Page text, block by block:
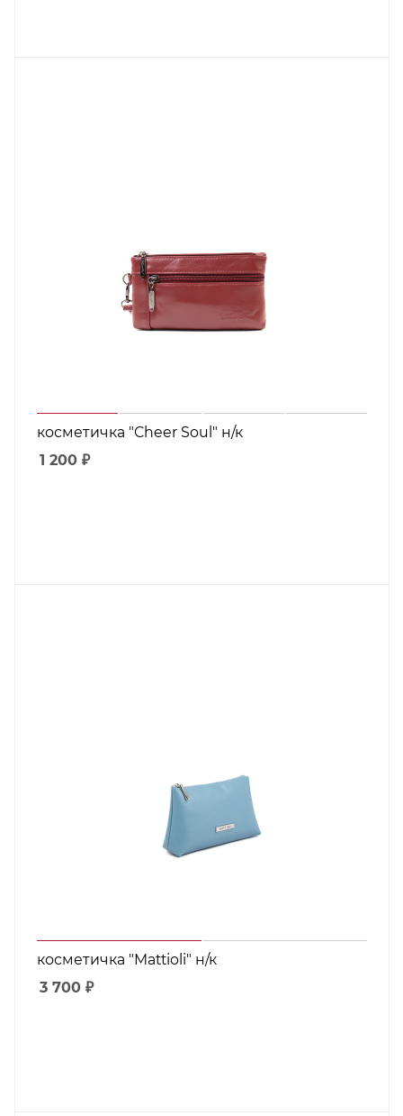
косметичка "Cheer Soul" н/к
1 200 ₽
косметичка "Mattioli" н/к
3 700 ₽